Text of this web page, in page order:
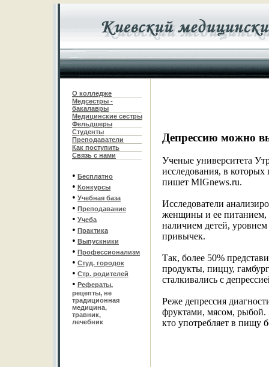
О колледже
Медсестры -
бакалавры
Медицинские сестры
Фельдшеры
Студенты
Преподаватели
Как поступить
Связь с нами
• Бесплатно
• Конкурсы
• Учебная база
• Преподавание
• Учеба
• Практика
• Выпускники
• Профессионализм
• Студ. городок
• Стр. родителей
• Рефераты,
рецепты, не
традиционная
медицина,
травник,
лечебник
Депрессию можно
Ученые университета
исследования, в которых
пишет MIGnews.ru.
Исследователи
женщины и ее питанием,
наличием детей,
привычек.
Так, более 50%
продукты, пиццу,
сталкивались с
Реже депрессия
фруктами, мясом, рыбой.
кто употребляет в пищу